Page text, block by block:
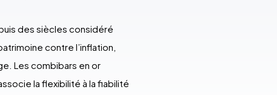
des siècles considéré
contre l’inflation,
Les combibars en or
la flexibilité à la fiabilité